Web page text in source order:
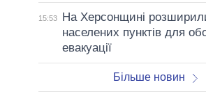
15:53
На Херсонщині
населених пунктів для
евакуації
Більше новин